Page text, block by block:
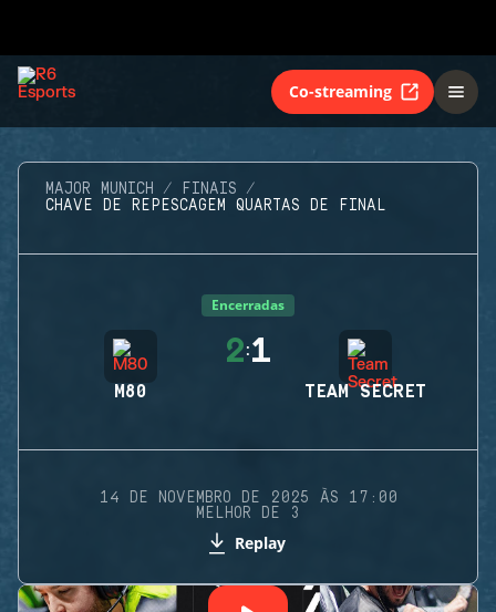
Co-streaming
MAJOR MUNICH
FINAIS
CHAVE DE REPESCAGEM QUARTAS DE FINAL
Encerradas
M80
2:1
TEAM SECRET
14 DE NOVEMBRO DE 2025 ÀS 17:00
MELHOR DE 3
Replay